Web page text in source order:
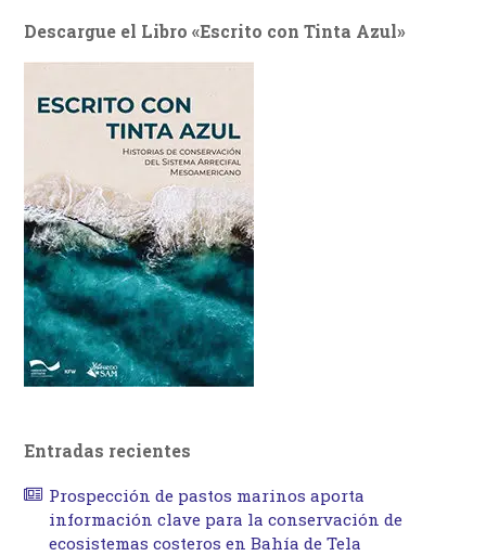
Descargue el Libro «Escrito con Tinta Azul»
Entradas recientes
Prospección de pastos marinos aporta
información clave para la conservación de
ecosistemas costeros en Bahía de Tela